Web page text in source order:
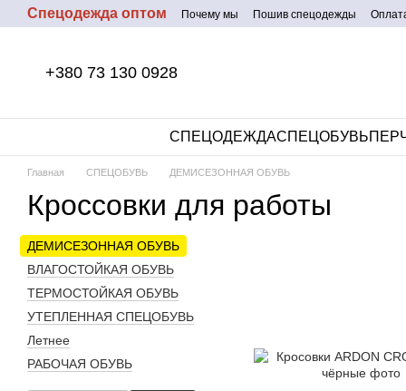
Перейти к основному контенту
Спецодежда оптом Почему мы Пошив спецодежды
+380 73 130 0928
СПЕЦОДЕЖДАСПЕЦОБУВЬ
Главная СПЕЦОБУВЬ ДЕМИСЕЗОННАЯ ОБУВЬ
Кроссовки для работы
ДЕМИСЕЗОННАЯ ОБУВЬ
ВЛАГОСТОЙКАЯ ОБУВЬ
ТЕРМОСТОЙКАЯ ОБУВЬ
УТЕПЛЕННАЯ СПЕЦОБУВЬ
Летнее
РАБОЧАЯ ОБУВЬ